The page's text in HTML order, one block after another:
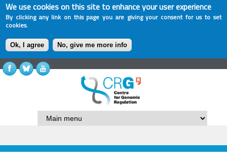
We use cookies on this site to enhance your user experience
By clicking any link on this page you are giving your consent for us to set
cookies.
Ok, I agree No, give me more info